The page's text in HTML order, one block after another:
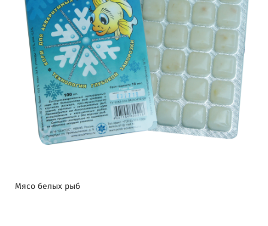
Мясо белых рыб